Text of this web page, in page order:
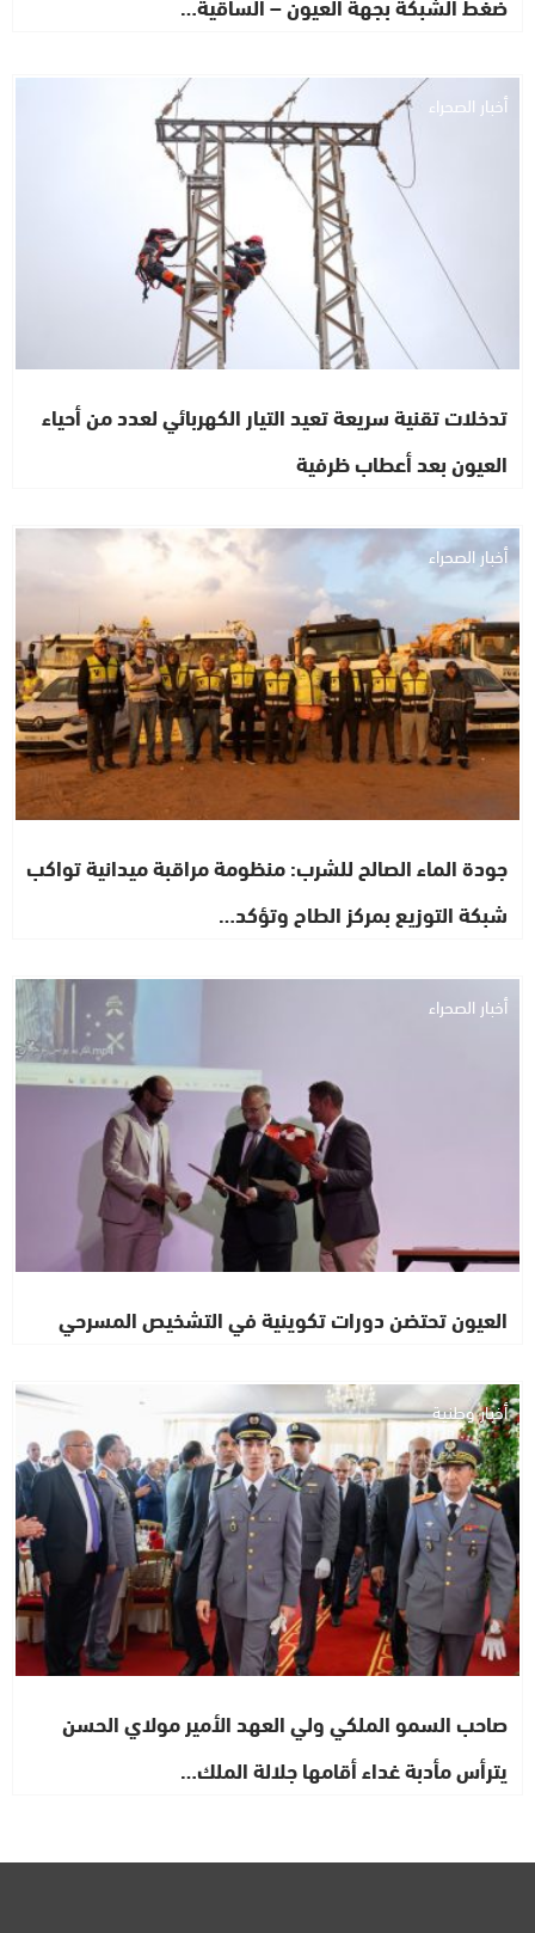
أخبار الصحراء
تدخلات تقنية سريعة تعيد التيار الكهربائي لعدد من أحياء
العيون بعد أعطاب ظرفية
أخبار الصحراء
جودة الماء الصالح للشرب: منظومة مراقبة ميدانية تواكب
شبكة التوزيع بمركز الطاح وتؤكد…
أخبار الصحراء
العيون تحتضن دورات تكوينية في التشخيص المسرحي
أخبار وطنية
صاحب السمو الملكي ولي العهد الأمير مولاي الحسن
يترأس مأدبة غداء أقامها جلالة الملك…